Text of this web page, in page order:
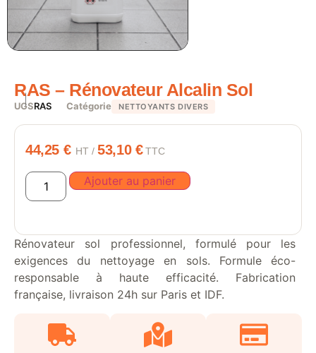
RAS – Rénovateur Alcalin Sol
UGSRAS Catégorie NETTOYANTS DIVERS
44,25 € HT /53,10 €TTC
Ajouter au panier
Rénovateur sol professionnel, formulé pour les
exigences du nettoyage en sols. Formule éco-
responsable à haute efficacité. Fabrication
française, livraison 24h sur Paris et IDF.